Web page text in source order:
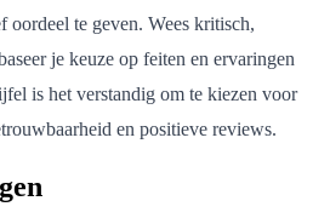
te geven. Wees kritisch,
je keuze op feiten en ervaringen
is het verstandig om te kiezen voor
en positieve reviews.